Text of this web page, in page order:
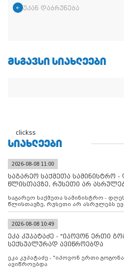
უკან დაბრუნება
ᲛᲡᲒᲐᲕᲡᲘ ᲡᲘᲐᲮᲚᲔᲔᲑᲘ
clickss
ᲡᲘᲐᲮᲚᲔᲔᲑᲘ
2026-08-08 11:00
საგარეო საქმეთა სამინისტრო -
წლისთავზე, რუსეთი არ
საგარეო საქმეთა სამინისტრო -
წლისთავზე, რუსეთი არ ასრულებს
დადებულ 2008 წლის 12 აგვისტოს
კონტროლს ოკუპირებულ
მილიტარიზაციის პროცესს და
ფაქტობრივი ანექსიისკენ
2026-08-08 10:49
ეკა კუპატაძე - "იპოვონ ერთი
სექსუალურად ავიწროებდა
ეკა კუპატაძე - "იპოვონ ერთი
ავიწროებდა